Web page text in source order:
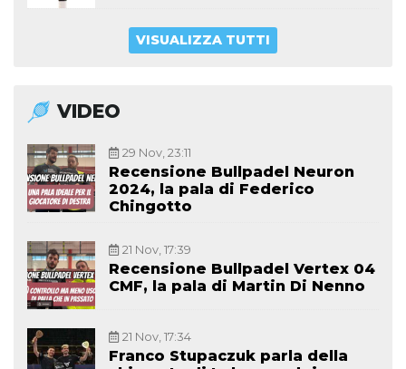
VISUALIZZA TUTTI
VIDEO
29 Nov, 23:11
Recensione Bullpadel Neuron
2024, la pala di Federico
Chingotto
21 Nov, 17:39
Recensione Bullpadel Vertex 04
CMF, la pala di Martin Di Nenno
21 Nov, 17:34
Franco Stupaczuk parla della